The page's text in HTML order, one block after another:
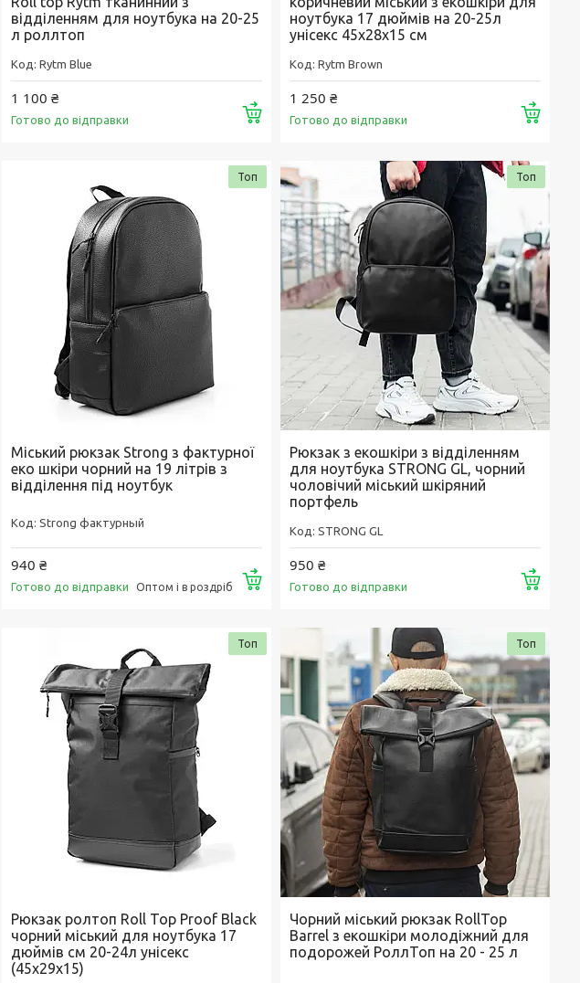
Купити
відділенням для ноутбука на 20-25
л роллтоп
Rytm Blue
1 100 ₴
Готово до відправки Купити
ноутбука 17 дюймів на 20-25л
унісекс 45х28х15 см
Rytm Brown
1 250 ₴
Готово до відправки
Купити
Топ
Міський рюкзак Strong з фактурної
еко шкіри чорний на 19 літрів з
відділення під ноутбук
Strong фактурный
940 ₴
Готово до відправки Оптом і в роздріб Купити
Топ
Рюкзак з екошкіри з відділенням
для ноутбука STRONG GL, чорний
чоловічий міський шкіряний
портфель
STRONG GL
950 ₴
Готово до відправки
Топ
Рюкзак ролтоп Roll Top Proof Black
чорний міський для ноутбука 17
дюймів см 20-24л унісекс
(45х29х15)
Топ
Чорний міський рюкзак RollTop
Barrel з екошкіри молодіжний для
подорожей РоллТоп на 20 - 25 л